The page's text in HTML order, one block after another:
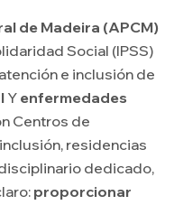
de Madeira (APCM)
Social (IPSS)
e inclusión de
Y enfermedades
Centros de
residencias
dedicado,
proporcionar